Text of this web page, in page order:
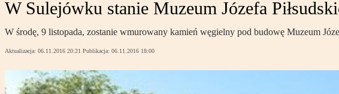
W Sulejówku stanie Muzeum Józefa
W środę, 9 listopada, zostanie wmurowany kamień węgielny pod budowę Muzeum
Aktualizacja: 06.11.2016 20:21 Publikacja: 06.11.2016 18:00